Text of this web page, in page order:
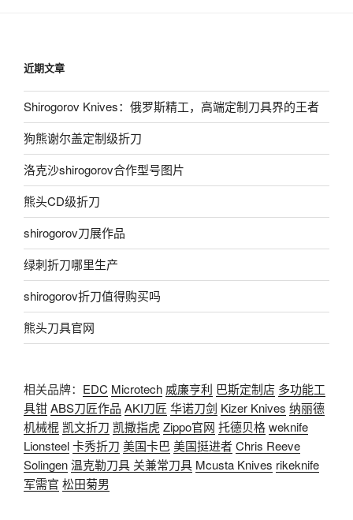
近期文章
Shirogorov Knives：俄罗斯精工，高端定制刀具界的王者
狗熊谢尔盖定制级折刀
洛克沙shirogorov合作型号图片
熊头CD级折刀
shirogorov刀展作品
绿刺折刀哪里生产
shirogorov折刀值得购买吗
熊头刀具官网
相关品牌： EDC Microtech 威廉亨利 巴斯定制店 多功能工
具钳ABS刀匠作品 AKI刀匠 华诺刀剑 Kizer Knives 纳丽德
机械棍 凯文折刀 凯撒指虎 Zippo官网 托德贝格weknife
Lionsteel卡秀折刀 美国卡巴美国挺进者Chris Reeve
Solingen温克勒刀具 关兼常刀具 Mcusta Knives rikeknife
军需官 松田菊男